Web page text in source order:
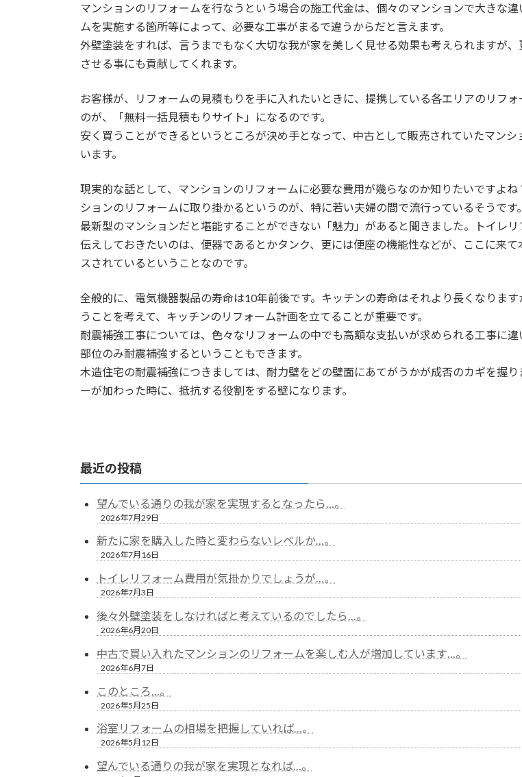
マンションのリフォームを行なうという場合の施工代金は、個々のマンションで大きな
ムを実施する箇所等によって、必要な工事がまるで違うからだと言えます。
外壁塗装をすれば、言うまでもなく大切な我が家を美しく見せる効果も考えられますが
させる事にも貢献してくれます。
お客様が、リフォームの見積もりを手に入れたいときに、提携している各エリアのリフ
のが、「無料一括見積もりサイト」になるのです。
安く買うことができるというところが決め手となって、中古として販売されていたマン
います。
現実的な話として、マンションのリフォームに必要な費用が幾らなのか知りたいですよ
ションのリフォームに取り掛かるというのが、特に若い夫婦の間で流行っているそうです。
最新型のマンションだと堪能することができない「魅力」があると聞きました。トイレ
伝えしておきたいのは、便器であるとかタンク、更には便座の機能性などが、ここに来
スされているということなのです。
全般的に、電気機器製品の寿命は10年前後です。キッチンの寿命はそれより長くなりま
うことを考えて、キッチンのリフォーム計画を立てることが重要です。
耐震補強工事については、色々なリフォームの中でも高額な支払いが求められる工事に
部位のみ耐震補強するということもできます。
木造住宅の耐震補強につきましては、耐力壁をどの壁面にあてがうかが成否のカギを握
ーが加わった時に、抵抗する役割をする壁になります。
最近の投稿
望んでいる通りの我が家を実現するとなったら…。
2026年7月29日
新たに家を購入した時と変わらないレベルか…。
2026年7月16日
トイレリフォーム費用が気掛かりでしょうが…。
2026年7月3日
後々外壁塗装をしなければと考えているのでしたら…。
2026年6月20日
中古で買い入れたマンションのリフォームを楽しむ人が増加しています…。
2026年6月7日
このところ…。
2026年5月25日
浴室リフォームの相場を把握していれば…。
2026年5月12日
望んでいる通りの我が家を実現となれば…。